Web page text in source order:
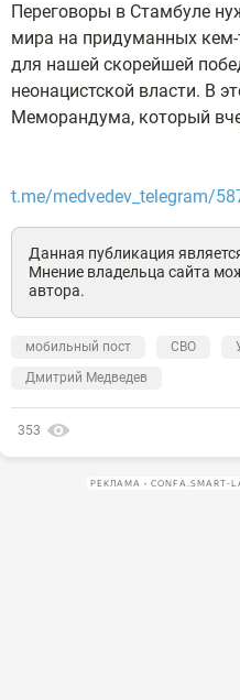
Переговоры в Стамбуле
мира на придуманных кем-
для нашей скорейшей
неонацистской власти. В
Меморандума, который
t.me/medvedev_telegram/
Данная публикация
Мнение владельца сайта
автора.
мобильный пост СВО
Дмитрий Медведев
353
РЕКЛАМА • CONFA.SMART-